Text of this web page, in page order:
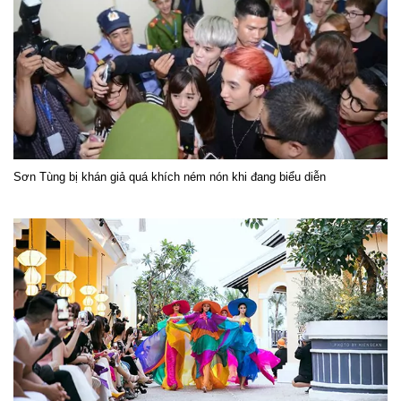
Sơn Tùng bị khán giả quá khích ném nón khi đang biểu diễn